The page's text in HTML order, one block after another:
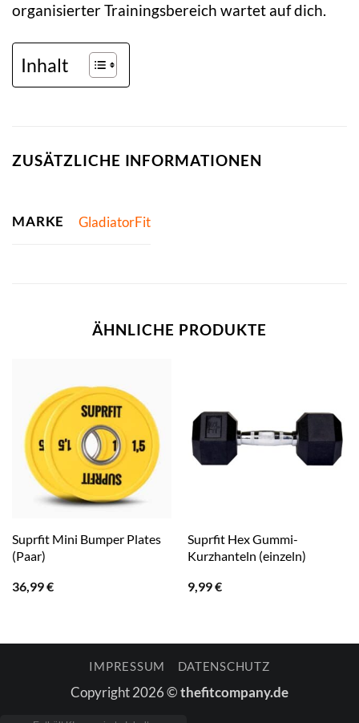
organisierter Trainingsbereich wartet auf dich.
Inhalt
ZUSÄTZLICHE INFORMATIONEN
MARKE GladiatorFit
ÄHNLICHE PRODUKTE
Suprfit Mini Bumper Plates
(Paar)
36,99€
Suprfit Hex Gummi-
Kurzhanteln (einzeln)
9,99€
IMPRESSUM DATENSCHUTZ
Copyright 2026 ©thefitcompany.de